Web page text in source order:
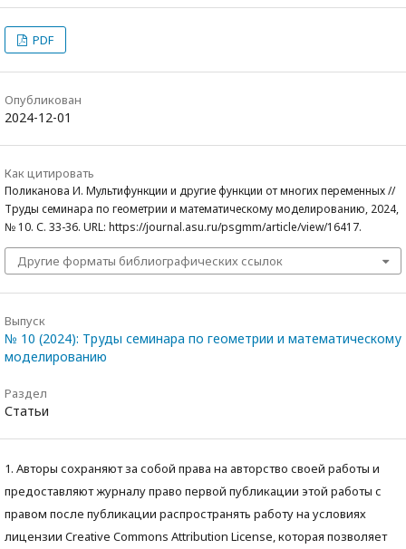
PDF
Опубликован
2024-12-01
Как цитировать
Поликанова И. Мультифункции и другие функции от многих переменных //
Труды семинара по геометрии и математическому моделированию, 2024,
№ 10. С. 33-36. URL: https://journal.asu.ru/psgmm/article/view/16417.
Другие форматы библиографических ссылок
Выпуск
№ 10 (2024): Труды семинара по геометрии и математическому
моделированию
Раздел
Статьи
1. Авторы сохраняют за собой права на авторство своей работы и
предоставляют журналу право первой публикации этой работы с
правом после публикации распространять работу на условиях
лицензии Creative Commons Attribution License, которая позволяет